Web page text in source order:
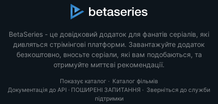
BetaSeries - це довідковий додаток для фанатів серіалів, які
дивляться стрімінгові платформи. Завантажуйте додаток
безкоштовно, вносьте серіали, які вам подобаються, та
отримуйте миттєві рекомендації.
Показує каталог · Каталог фільмів
Документація до API · ПОШИРЕНІ ЗАПИТАННЯ · Зверніться до служби
підтримки